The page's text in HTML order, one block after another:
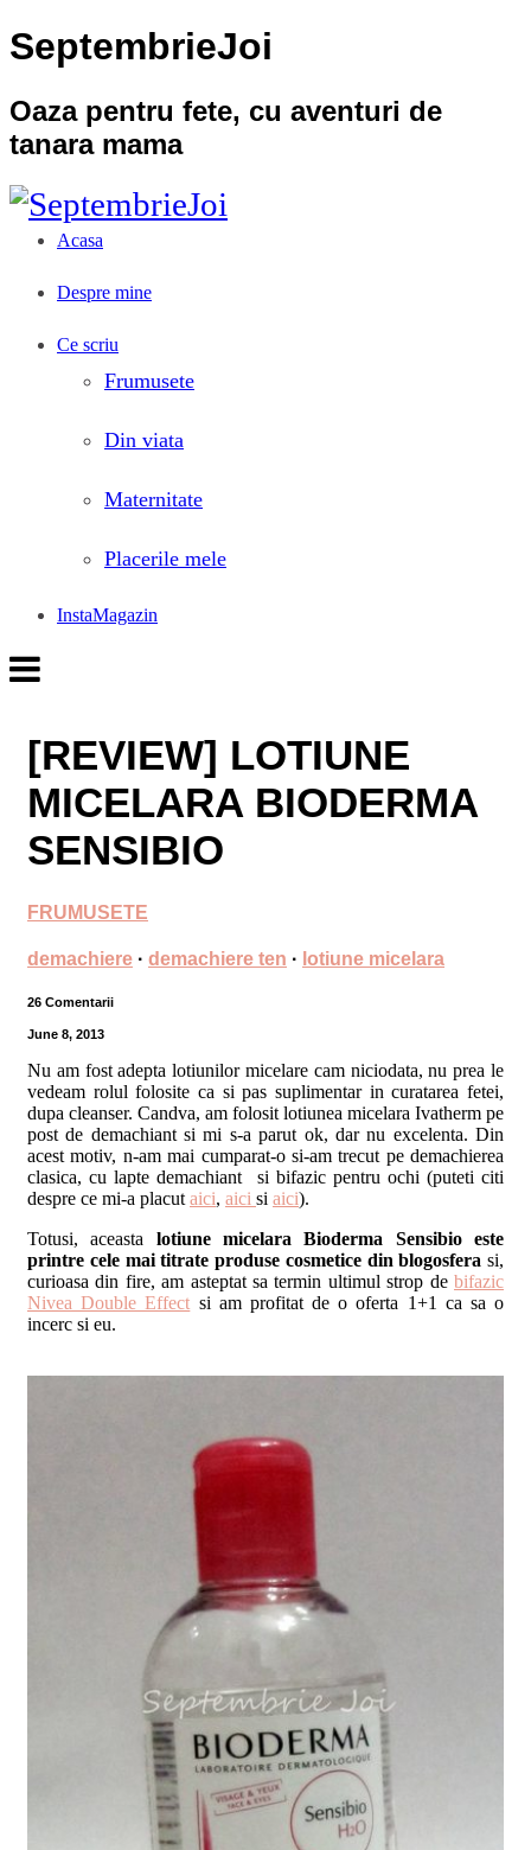
SeptembrieJoi
Oaza pentru fete, cu aventuri de
tanara mama
Acasa
Despre mine
Ce scriu
Frumusete
Din viata
Maternitate
Placerile mele
InstaMagazin
[REVIEW] LOTIUNE
MICELARA BIODERMA
SENSIBIO
FRUMUSETE
demachiere · demachiere ten · lotiune micelara
26 Comentarii
June 8, 2013
Nu am fost adepta lotiunilor micelare cam niciodata, nu prea le
vedeam rolul folosite ca si pas suplimentar in curatarea fetei,
dupa cleanser. Candva, am folosit lotiunea micelara Ivatherm pe
post de demachiant si mi s-a parut ok, dar nu excelenta. Din
acest motiv, n-am mai cumparat-o si-am trecut pe demachierea
clasica, cu lapte demachiant si bifazic pentru ochi (puteti citi
despre ce mi-a placut aici, aici si aici).
Totusi, aceasta lotiune micelara Bioderma Sensibio este
printre cele mai titrate produse cosmetice din blogosfera si,
curioasa din fire, am asteptat sa termin ultimul strop de bifazic
Nivea Double Effect si am profitat de o oferta 1+1 ca sa o
incerc si eu.